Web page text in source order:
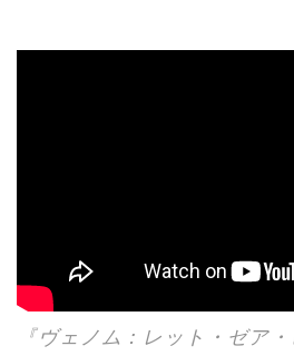
『ヴェノム：レット・ゼア